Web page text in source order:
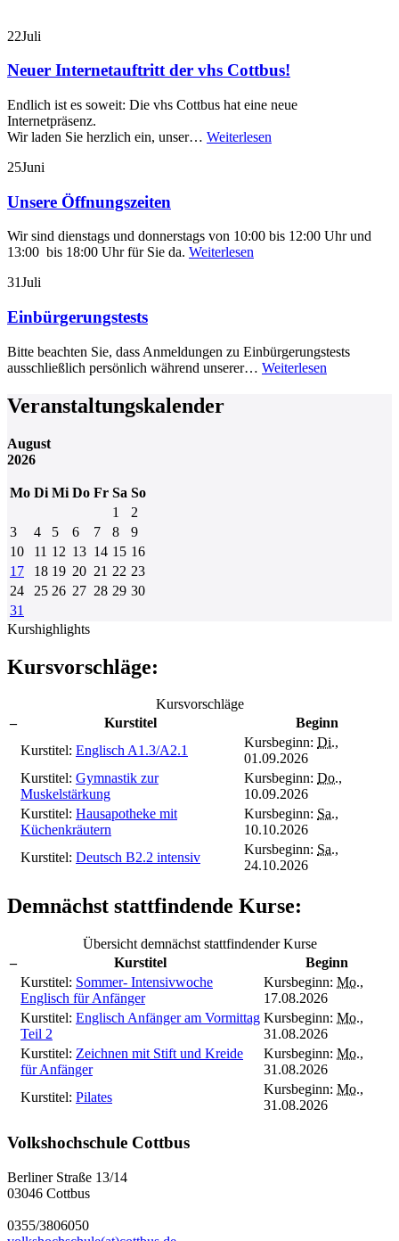
22Juli
Neuer Internetauftritt der vhs Cottbus!
Endlich ist es soweit: Die vhs Cottbus hat eine neue
Internetpräsenz.
Wir laden Sie herzlich ein, unser… Weiterlesen
25Juni
Unsere Öffnungszeiten
Wir sind dienstags und donnerstags von 10:00 bis 12:00 Uhr und
13:00 bis 18:00 Uhr für Sie da. Weiterlesen
31Juli
Einbürgerungstests
Bitte beachten Sie, dass Anmeldungen zu Einbürgerungstests
ausschließlich persönlich während unserer… Weiterlesen
Veranstaltungskalender
August
2026
Mo Di Mi Do Fr Sa So
1
2
3
4 5 6 7 8
9
10
11 12 13 14 15 16
17
18 19 20 21 22 23
24
25 26 27 28 29 30
31
Kurshighlights
Kursvorschläge:
Kursvorschläge
–
Kurstitel
Beginn
Kurstitel: Englisch A1.3/A2.1
Kursbeginn: Di.,
01.09.2026
Kurstitel: Gymnastik zur
Muskelstärkung
Kursbeginn: Do.,
10.09.2026
Kurstitel: Hausapotheke mit
Küchenkräutern
Kursbeginn: Sa.,
10.10.2026
Kurstitel: Deutsch B2.2 intensiv
Kursbeginn: Sa.,
24.10.2026
Demnächst stattfindende Kurse:
Übersicht demnächst stattfindender Kurse
–
Kurstitel
Beginn
Kurstitel: Sommer- Intensivwoche
Englisch für Anfänger
Kursbeginn: Mo.,
17.08.2026
Kurstitel: Englisch Anfänger am Vormittag
Teil 2
Kursbeginn: Mo.,
31.08.2026
Kurstitel: Zeichnen mit Stift und Kreide
für Anfänger
Kursbeginn: Mo.,
31.08.2026
Kurstitel: Pilates
Kursbeginn: Mo.,
31.08.2026
Volkshochschule Cottbus
Berliner Straße 13/14
03046 Cottbus
0355/3806050